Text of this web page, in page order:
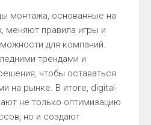
монтажа, основанные на
меняют правила игры и
для компаний.
трендами и
чтобы оставаться
на рынке. В итоге, digital-
не только оптимизацию
но и создают